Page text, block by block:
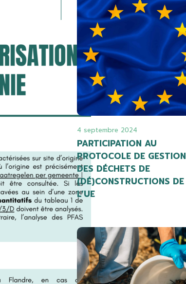
4 septembre 2024
PARTICIPATION AU
PROTOCOLE DE GESTION
DES DÉCHETS DE
(DÉ)CONSTRUCTIONS DE
L’UE